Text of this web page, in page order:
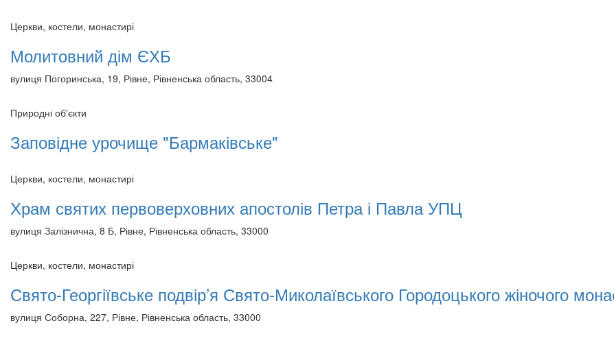
Церкви, костели, монастирі
Молитовний дім ЄХБ
вулиця Погоринська, 19, Рівне, Рівненська область, 33004
Природні об'єкти
Заповідне урочище "Бармаківське"
Церкви, костели, монастирі
Храм святих первоверховних апостолів Петра і Павла УПЦ
вулиця Залізнична, 8 Б, Рівне, Рівненська область, 33000
Церкви, костели, монастирі
Свято-Георгіївське подвір’я Свято-Миколаївського Городоцького жіночого
вулиця Соборна, 227, Рівне, Рівненська область, 33000